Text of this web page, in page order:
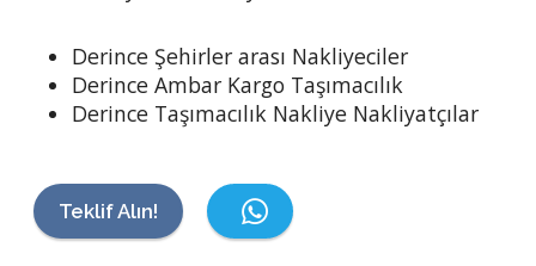
Derince Şehirler arası Nakliyeciler
Derince Ambar Kargo Taşımacılık
Derince Taşımacılık Nakliye Nakliyatçılar
Teklif Alın!